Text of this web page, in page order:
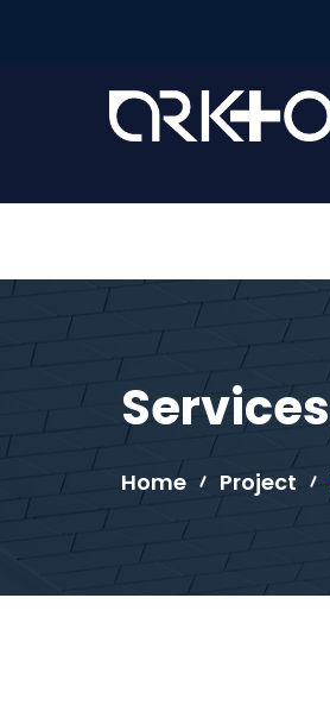
Services
Home Project